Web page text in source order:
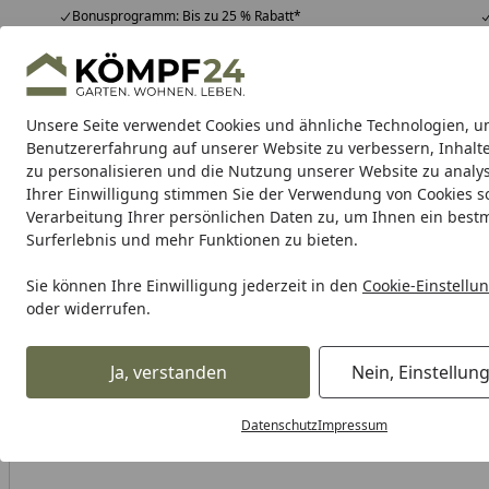
Unsere Seite verwendet Cookies und ähnliche Technologien,
Benutzererfahrung auf unserer Website zu verbessern,
zu personalisieren und die Nutzung unserer Website zu
Ihrer Einwilligung stimmen Sie der Verwendung von Cookies
Verarbeitung Ihrer persönlichen Daten zu, um Ihnen ein
Surferlebnis und mehr Funktionen zu bieten.
Sie können Ihre Einwilligung jederzeit in den Cookie-
oder widerrufen.
Ja, verstanden Nein,
DatenschutzImpressum
Bonusprogramm: Bis zu 25 % Rabatt*
Hotline07051 / 9 22 22
Mo-Fr. 8-16 Uhr 25.957 Bewertungen
Alle Produkte
Alle ProdukteHighlights Tipps & Tricks
Garten Gartenhaus Gerätehaus Carport &
Karibu Pools inkl.
Alles für den Garten Gartenhäuser Holz